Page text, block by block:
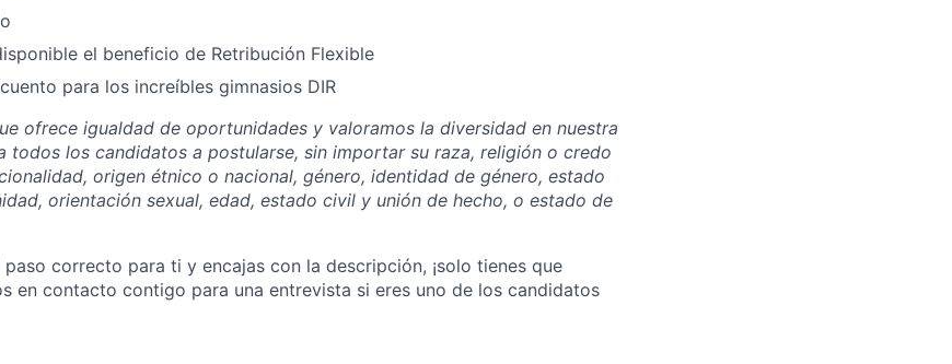
el beneficio de Retribución Flexible
para los increíbles gimnasios DIR
ofrece igualdad de oportunidades y valoramos la diversidad en nuestra
todos los candidatos a postularse, sin importar su raza, religión o credo
origen étnico o nacional, género, identidad de género, estado
orientación sexual, edad, estado civil y unión de hecho, o estado de
paso correcto para ti y encajas con la descripción, ¡solo tienes que
en contacto contigo para una entrevista si eres uno de los candidatos